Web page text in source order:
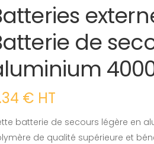
de
€ HT
batterie de secours légère en
de qualité supérieure et